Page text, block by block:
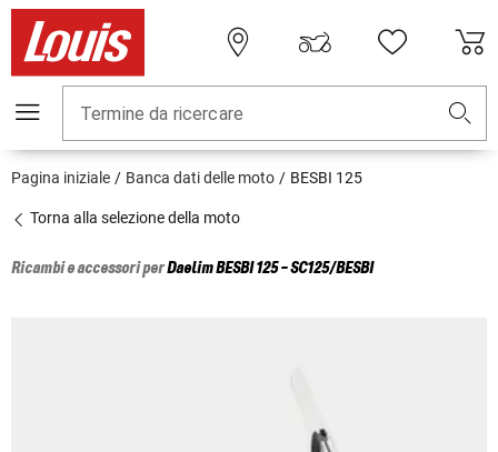
Termine da ricercare
Pagina iniziale Banca dati delle moto BESBI 125
Torna alla selezione della moto
Ricambi e accessori perDaelimBESBI 125 - SC125/BESBI